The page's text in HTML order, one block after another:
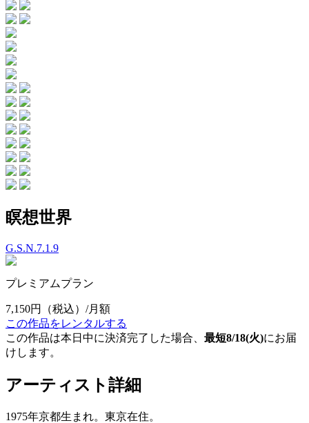
瞑想世界
G.S.N.7.1.9
プレミアムプラン
7,150円
（税込）/月額
この作品をレンタルする
この作品は本日中に決済完了した場合、 最短8/18(火)にお届
けします。
アーティスト詳細
1975年京都生まれ。東京在住。